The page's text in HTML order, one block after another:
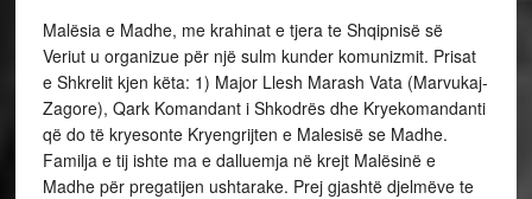
Malësia e Madhe, me krahinat e tjera te Shqipnisë së
Veriut u organizue për një sulm kunder komunizmit. Prisat
e Shkrelit kjen këta: 1) Major Llesh Marash Vata (Marvukaj-
Zagore), Qark Komandant i Shkodrës dhe Kryekomandanti
që do të kryesonte Kryengrijten e Malesisë se Madhe.
Familja e tij ishte ma e dalluemja në krejt Malësinë e
Madhe për pregatijen ushtarake. Prej gjashtë djelmëve te